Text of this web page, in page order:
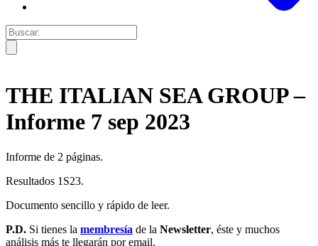
THE ITALIAN SEA GROUP –
Informe 7 sep 2023
Informe de 2 páginas.
Resultados 1S23.
Documento sencillo y rápido de leer.
P.D. Si tienes la membresía de la Newsletter, éste y muchos
análisis más te llegarán por email.